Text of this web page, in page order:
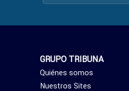
GRUPO TRIBUNA
Quiénes somos
Nuestros Sites